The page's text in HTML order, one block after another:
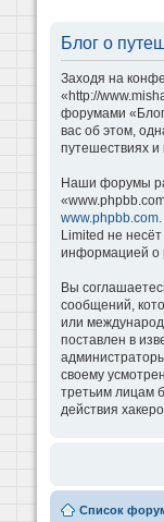
Блог о
Заходя на
«http://
форумами
вас об этом,
путешествиях и
Наши форумы
www.phpbb.com
Limited не
информацией о
Вы
сообщений,
или
поставлен в
своему
третьим лицам
действия
Список